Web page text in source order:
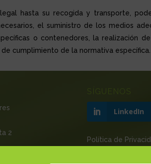
hasta su recogida y transporte,
el suministro de los medios
o contenedores, la realización
cumplimiento de la normativa específica.
2
SÍGUENOS
LinkedIn
Política de